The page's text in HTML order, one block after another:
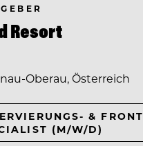
Resort
Oberau, Österreich
& FRONT
(M/W/D)